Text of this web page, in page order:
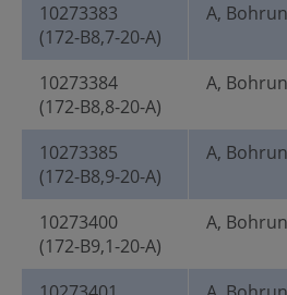
10273383
(172-B8,7-20-A)
A,
10273384
(172-B8,8-20-A)
A,
10273385
(172-B8,9-20-A)
A,
10273400
(172-B9,1-20-A)
A,